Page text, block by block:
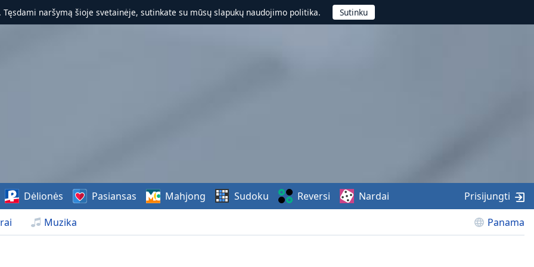
. Tęsdami naršymą šioje svetainėje, sutinkate su mūsų slapukų naudojimo politika.
Muzika Panama
Dėlionės Pasiansas Mahjong Sudoku Reversi Nardai Prisijungti